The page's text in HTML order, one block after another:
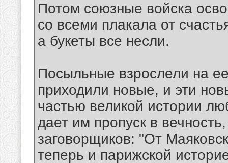
Потом союзные войска
со всеми плакала от
а букеты все несли.
Посыльные взрослели на
приходили новые, и эти
частью великой истории
дает им пропуск в
заговорщиков: "От
теперь и парижской